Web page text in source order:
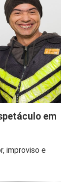
em
improviso e